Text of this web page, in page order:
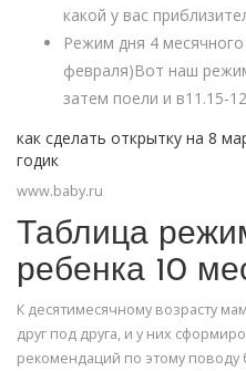
какой у вас
Режим дня 4
февраля)Вот наш
затем поели и в11.15-
как сделать открытку на 8
годик
www.baby.ru
Таблица
ребенка 10
К десятимесячному возрасту
друг под друга, и у них
рекомендаций по этому поводу